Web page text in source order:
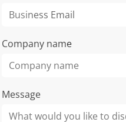
Company name
Message